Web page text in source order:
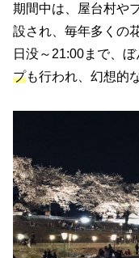
期間中は、屋台村や
設され、毎年多くの
日没～21:00まで、
プも行われ、幻想的